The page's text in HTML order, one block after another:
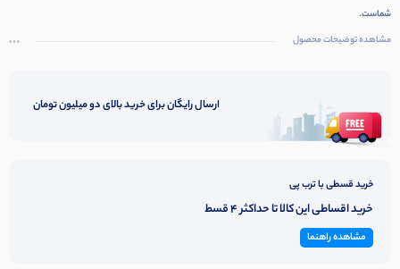
شماست.
مشاهده توضیحات محصول
ارسال رایگان برای خرید بالای دو میلیون تومان
خرید قسطی با ترب پی
خرید اقساطی این کالا تا حداکثر 4 قسط
مشاهده راهنما